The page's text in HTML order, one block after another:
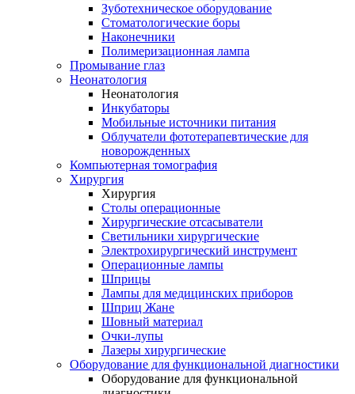
Зуботехническое оборудование
Стоматологические боры
Наконечники
Полимеризационная лампа
Промывание глаз
Неонатология
Неонатология
Инкубаторы
Мобильные источники питания
Облучатели фототерапевтические для
новорожденных
Компьютерная томография
Хирургия
Хирургия
Столы операционные
Хирургические отсасыватели
Светильники хирургические
Электрохирургический инструмент
Операционные лампы
Шприцы
Лампы для медицинских приборов
Шприц Жане
Шовный материал
Очки-лупы
Лазеры хирургические
Оборудование для функциональной диагностики
Оборудование для функциональной